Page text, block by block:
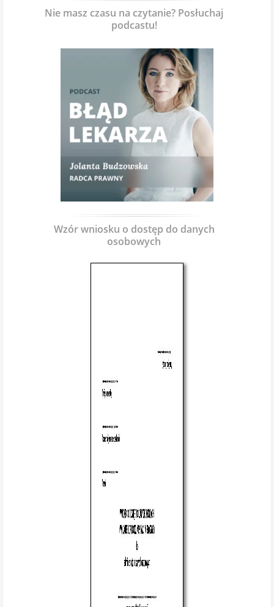
Nie masz czasu na czytanie? Posłuchaj
podcastu!
Wzór wniosku o dostęp do danych
osobowych